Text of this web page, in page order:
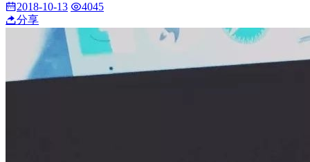
2018-10-13
4045
分享